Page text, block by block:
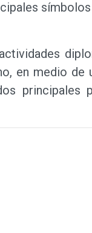
en medio de
principales